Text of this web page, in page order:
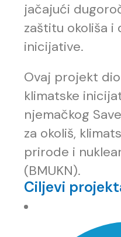
jačajući
zaštitu okoliša i
inicijative.
Ovaj projekt
klimatske
njemačkog
za okoliš,
prirode i
(BMUKN).
Ciljevi